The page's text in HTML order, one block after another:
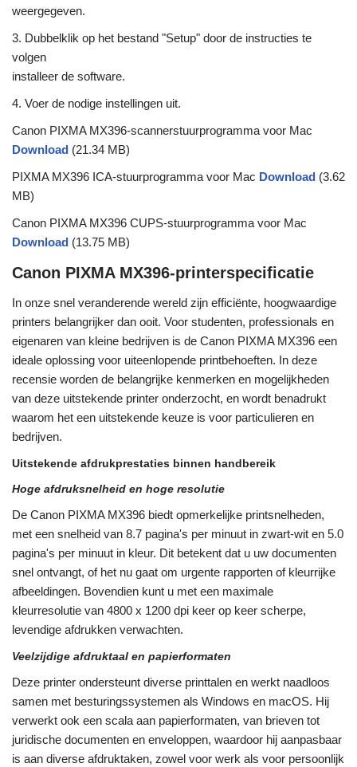
weergegeven.
3. Dubbelklik op het bestand "Setup" door de instructies te
volgen
installeer de software.
4. Voer de nodige instellingen uit.
Canon PIXMA MX396-scannerstuurprogramma voor Mac
Download (21.34 MB)
PIXMA MX396 ICA-stuurprogramma voor Mac Download (3.62
MB)
Canon PIXMA MX396 CUPS-stuurprogramma voor Mac
Download (13.75 MB)
Canon PIXMA MX396-printerspecificatie
In onze snel veranderende wereld zijn efficiënte, hoogwaardige
printers belangrijker dan ooit. Voor studenten, professionals en
eigenaren van kleine bedrijven is de Canon PIXMA MX396 een
ideale oplossing voor uiteenlopende printbehoeften. In deze
recensie worden de belangrijke kenmerken en mogelijkheden
van deze uitstekende printer onderzocht, en wordt benadrukt
waarom het een uitstekende keuze is voor particulieren en
bedrijven.
Uitstekende afdrukprestaties binnen handbereik
Hoge afdruksnelheid en hoge resolutie
De Canon PIXMA MX396 biedt opmerkelijke printsnelheden,
met een snelheid van 8.7 pagina's per minuut in zwart-wit en 5.0
pagina's per minuut in kleur. Dit betekent dat u uw documenten
snel ontvangt, of het nu gaat om urgente rapporten of kleurrijke
afbeeldingen. Bovendien kunt u met een maximale
kleurresolutie van 4800 x 1200 dpi keer op keer scherpe,
levendige afdrukken verwachten.
Veelzijdige afdruktaal en papierformaten
Deze printer ondersteunt diverse printtalen en werkt naadloos
samen met besturingssystemen als Windows en macOS. Hij
verwerkt ook een scala aan papierformaten, van brieven tot
juridische documenten en enveloppen, waardoor hij aanpasbaar
is aan diverse afdruktaken, zowel voor werk als voor persoonlijk